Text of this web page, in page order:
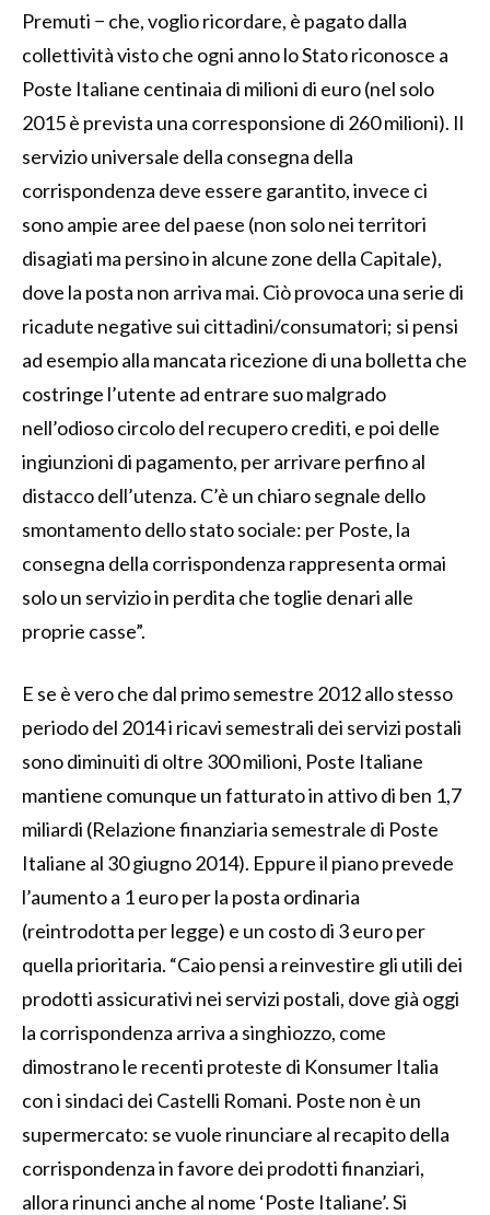
Premuti − che, voglio ricordare, è pagato dalla
collettività visto che ogni anno lo Stato riconosce a
Poste Italiane centinaia di milioni di euro (nel solo
2015 è prevista una corresponsione di 260 milioni). Il
servizio universale della consegna della
corrispondenza deve essere garantito, invece ci
sono ampie aree del paese (non solo nei territori
disagiati ma persino in alcune zone della Capitale),
dove la posta non arriva mai. Ciò provoca una serie di
ricadute negative sui cittadini/consumatori; si pensi
ad esempio alla mancata ricezione di una bolletta che
costringe l’utente ad entrare suo malgrado
nell’odioso circolo del recupero crediti, e poi delle
ingiunzioni di pagamento, per arrivare perfino al
distacco dell’utenza. C’è un chiaro segnale dello
smontamento dello stato sociale: per Poste, la
consegna della corrispondenza rappresenta ormai
solo un servizio in perdita che toglie denari alle
proprie casse”.
E se è vero che dal primo semestre 2012 allo stesso
periodo del 2014 i ricavi semestrali dei servizi postali
sono diminuiti di oltre 300 milioni, Poste Italiane
mantiene comunque un fatturato in attivo di ben 1,7
miliardi (Relazione finanziaria semestrale di Poste
Italiane al 30 giugno 2014). Eppure il piano prevede
l’aumento a 1 euro per la posta ordinaria
(reintrodotta per legge) e un costo di 3 euro per
quella prioritaria. “Caio pensi a reinvestire gli utili dei
prodotti assicurativi nei servizi postali, dove già oggi
la corrispondenza arriva a singhiozzo, come
dimostrano le recenti proteste di Konsumer Italia
con i sindaci dei Castelli Romani. Poste non è un
supermercato: se vuole rinunciare al recapito della
corrispondenza in favore dei prodotti finanziari,
allora rinunci anche al nome ‘Poste Italiane’. Si